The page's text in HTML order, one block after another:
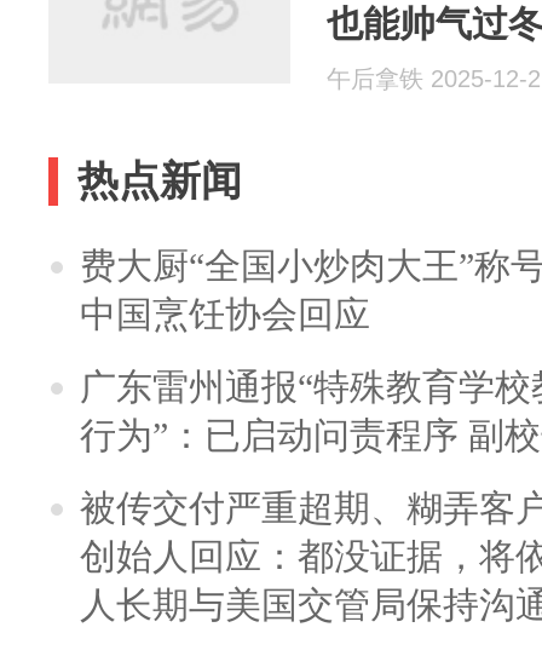
也能帅气过
午后拿铁 2025-12-
热点新闻
费大厨“全国小炒肉大王”称
中国烹饪协会回应
广东雷州通报“特殊教育学
行为”：已启动问责程序 副
被传交付严重超期、糊弄客
创始人回应：都没证据，将
人长期与美国交管局保持沟